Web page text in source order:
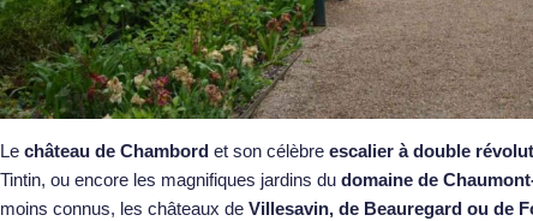
Le château de Chambord et son célèbre escalier à double
Tintin, ou encore les magnifiques jardins du domaine de
moins connus, les châteaux de Villesavin, de Beauregard ou de